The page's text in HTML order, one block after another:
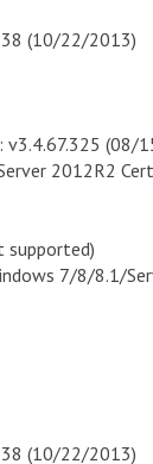
(10/22/2013)
v3.4.67.325 (08/
2012R2
supported)
7/8/8.1/
(10/22/2013)